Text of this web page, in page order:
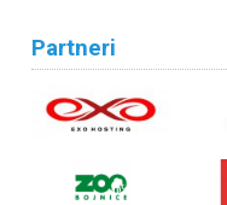
Partneri